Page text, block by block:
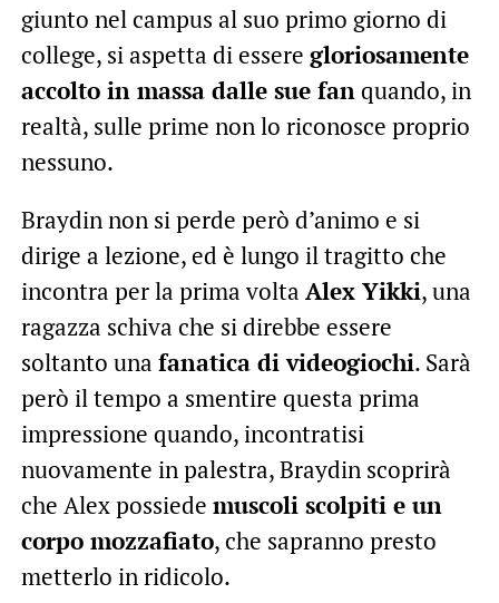
giunto nel campus al suo primo giorno di
college, si aspetta di essere gloriosamente
accolto in massa dalle sue fanquando, in
realtà, sulle prime non lo riconosce proprio
nessuno.
Braydin non si perde però d’animo e si
dirige a lezione, ed è lungo il tragitto che
incontra per la prima volta Alex Yikki, una
ragazza schiva che si direbbe essere
soltanto una fanatica di videogiochi. Sarà
però il tempo a smentire questa prima
impressione quando, incontratisi
nuovamente in palestra, Braydin scoprirà
che Alex possiede muscoli scolpiti e un
corpo mozzafiato, che sapranno presto
metterlo in ridicolo.